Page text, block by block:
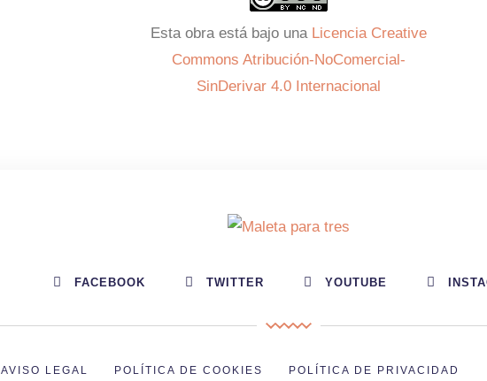
Esta obra está bajo una Licencia Creative
Commons Atribución-NoComercial-
SinDerivar 4.0 Internacional
FACEBOOK TWITTER YOUTUBE
AVISO LEGAL POLÍTICA DE COOKIES POLÍTICA DE PRIVACIDAD